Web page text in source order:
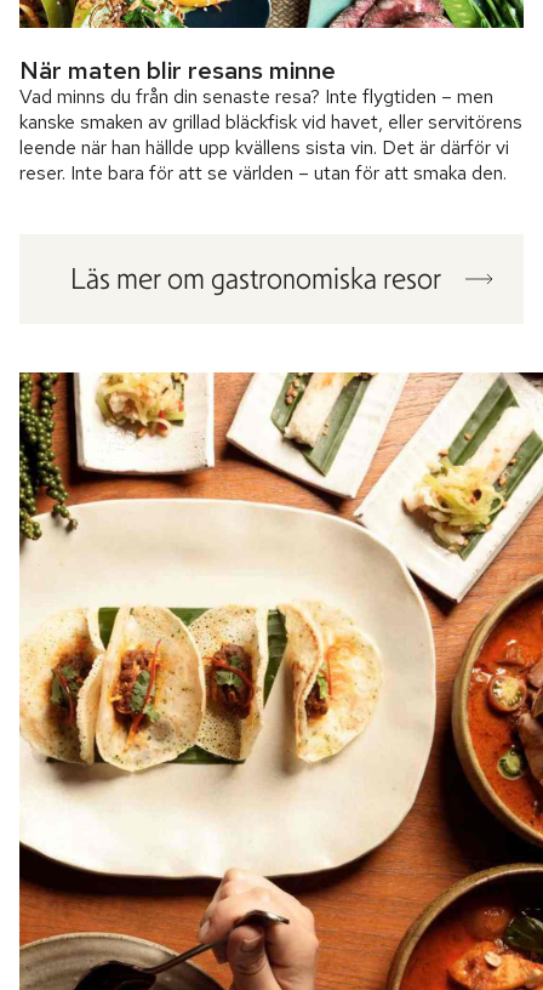
När maten blir resans minne
Vad minns du från din senaste resa? Inte flygtiden – men
kanske smaken av grillad bläckfisk vid havet, eller servitörens
leende när han hällde upp kvällens sista vin. Det är därför vi
reser. Inte bara för att se världen – utan för att smaka den.
Läs mer om gastronomiska resor